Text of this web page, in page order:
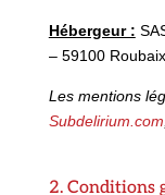
Hébergeur :
– 59100 Roubaix.
Les mentions
Subdelirium.com
2. Conditions